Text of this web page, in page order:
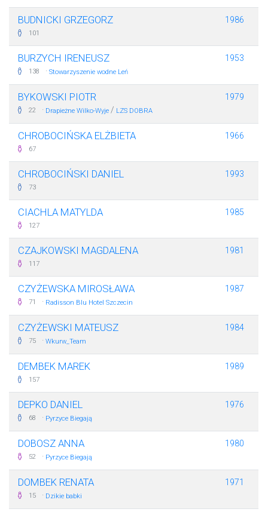
BUDNICKI GRZEGORZ
101
1986
BURZYCH IRENEUSZ
138 · Stowarzyszenie wodne Leń
1953
BYKOWSKI PIOTR
22 · Drapieżne Wilko-Wyje / LZS DOBRA
1979
CHROBOCIŃSKA ELŻBIETA
67
1966
CHROBOCIŃSKI DANIEL
73
1993
CIACHLA MATYLDA
127
1985
CZAJKOWSKI MAGDALENA
117
1981
CZYŻEWSKA MIROSŁAWA
71 · Radisson Blu Hotel Szczecin
1987
CZYŻEWSKI MATEUSZ
75 · Wkurw_Team
1984
DEMBEK MAREK
157
1989
DEPKO DANIEL
68 · Pyrzyce Biegają
1976
DOBOSZ ANNA
52 · Pyrzyce Biegają
1980
DOMBEK RENATA
15 · Dzikie babki
1971